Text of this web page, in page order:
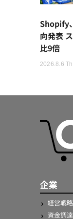
Shopify
向発表
比9倍
2026.8.6
企業
経営戦略
資金調